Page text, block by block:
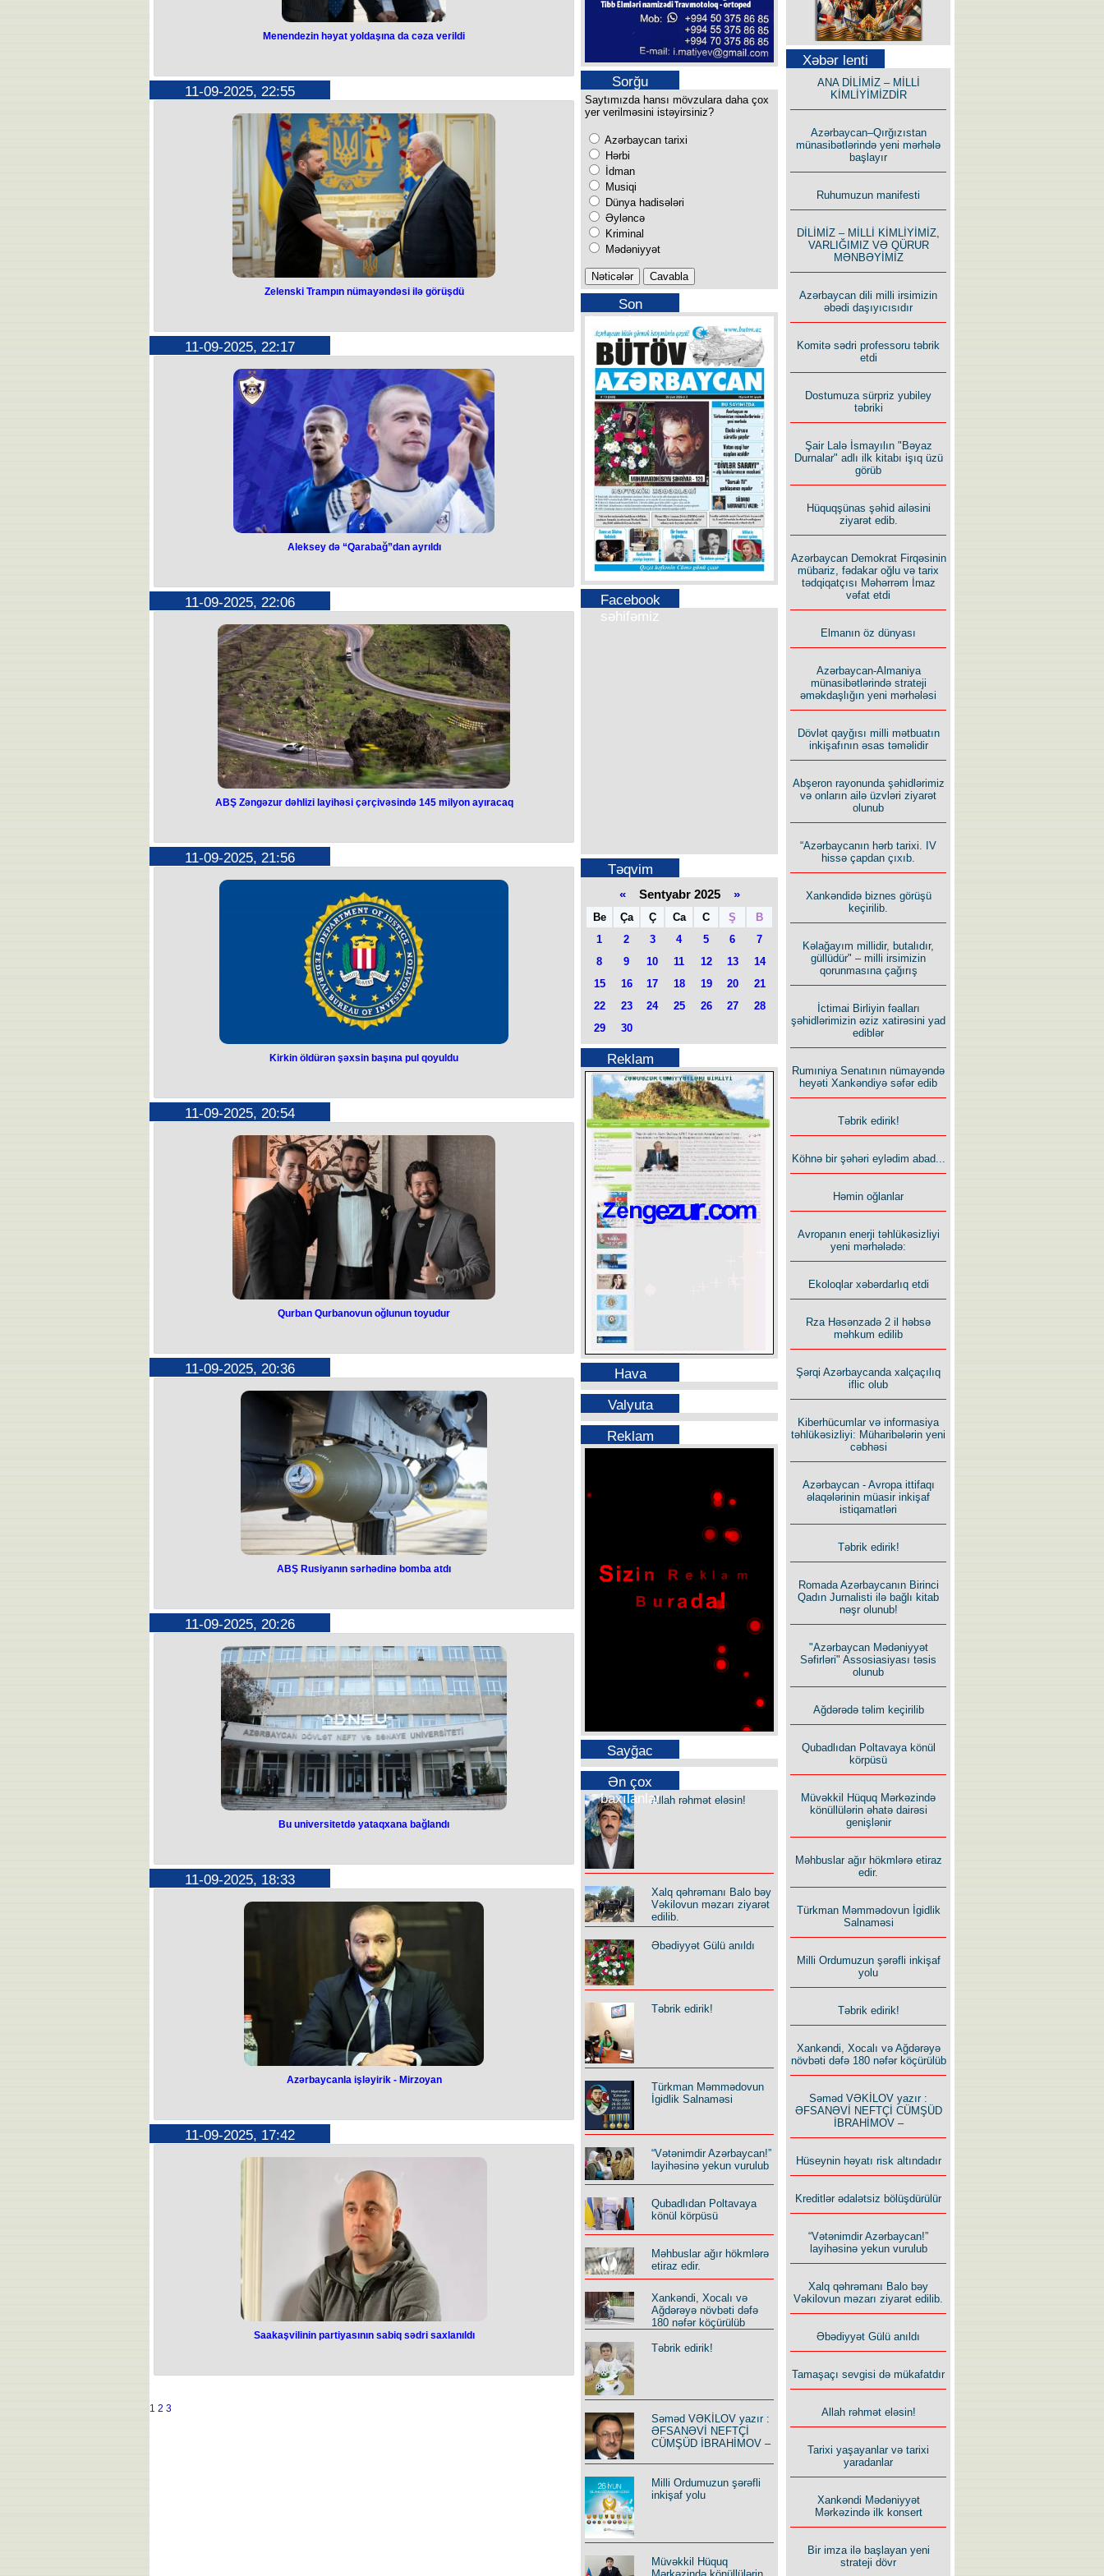
cəza verildi
keçmiş sədri, ermənipərəst mövqeyi ilə tanınan Bob Menendezin həyat
yoldaşı Nadin Menendezi 4,5 il müddətinə azadlıqdan məhrum edib.
O, ərinin səlahiyyətlərindən istifadə etməsi üçün rüşvət kimi təqdim edilən
pul və qızıl qəbul etməkdə təqsirli bilinib.
Apreldə Manhettendə federal münsiflər məhkəməsi Nadin Menendezi 15
maddə üzrə təqsirli hesab edib. Prokurorlar onun Misir rəsmiləri ilə
görüşləri təşkil etdiyini, mesajlar çatdırdığını və rüşvət sxeminin əsas
fiqurlarından biri olduğunu bildiriblər. İttihama görə, Nadin yüz minlərlə
dollar nağd pul, qızıl külçələr və saxta “iş yerləri” qəbul edib.
Hakim hökmündə qeyd edib ki, Nadin “təqsirsiz müşahidəçi olmayıb” və
prosesdə aktiv iştirak edib. Bununla belə, məhkəmə onun 922 min dollar
dəyərində əmlakını müsadirə etsə də, sağlamlıq səbəblərinə görə
cəzanın icrasını gələn ilin iyuluna qədər təxirə salıb.
Menendezin həyat yoldaşına da cəza verildi
11-09-2025, 22:55
görüşdü
Prezidentinin xüsusi nümayəndəsi Keyt Kelloq ilə konstruktiv danışıqlar
aparıb.
Bu barədə Zelenski özünün teleqram kanalında bildirib.
Qeyd olunub ki, tərəflər əməkdaşlığın müxtəlif sahələrini, real sülhə nail
olmaq və Ukraynanın təhlükəsizliyinə təminatları müzakirə ediblər.
Zelenski Trampın nümayəndəsi ilə görüşdü
11-09-2025, 22:17
“Qarabağ” futbolçusu Aleksey İsayevlə yollarını ayırıb.
Bu barədə klubun mətbuat xidməti məlumat yayıb.
razılığa gəlib.
Qeyd edək ki, 2024-cü ilin yanvarından “Qarabağ”da çıxış edən Aleksey
komanda ilə iki dəfə Azərbaycan çempionu, bir dəfə ölkə kubokunun
qalibi olub.
Aleksey də “Qarabağ”dan ayrıldı
11-09-2025, 22:06
çərçivəsində 145 milyon ayıracaq
Bu barədə ABŞ Dövlət Departamentinin Avropa və Avrasiya məsələləri
üzrə Bürosunun direktoru Brenden Xanrahan məlumat verib.
Vəsait “Tramp Marşrutu” (Zəngəzur dəhlizi) layihəsi çərçivəsində ilk
investisiyadır.
Bildirilir ki, Xanrahan Ermənistanın baş nazirinin müavini Mher
Qriqoryanla görüşündə regiondakı vəziyyəti, kommunikasiyaların açılması
imkanlarını və layihənin əhəmiyyətini müzakirə edib.
ABŞ rəsmisi qeyd edib ki, ayrılan vəsait ticarətə investisiya, infrastrukturun
inkişafı, strateji əhəmiyyətli mineralların təchizat zəncirlərinin
gücləndirilməsi və sərhəd təhlükəsizliyinin təmininə yönəldiləcək.
Xatırladaq ki, “Tramp Marşrutu” ABŞ prezidenti Donald Trampın
təşəbbüsü ilə 8 avqustda imzalanmış sazişlərin icrasını dəstəkləyən
proqramlardan biridir və Cənubi Qafqazda iqtisadi əməkdaşlıq, nəqliyyat
və enerji layihələrinin genişləndirilməsini hədəfləyir.
ABŞ Zəngəzur dəhlizi layihəsi çərçivəsində 145 milyon ayıracaq
11-09-2025, 21:56
qoyuldu
məlumat üçün 100 min dollar təklif edir.
Bu haqda FTB-nin “X” hesabında bildirilir.
"FTB Çarli Kirkin qətlinə görə məsuliyyət daşıyan şəxslərin müəyyən
edilməsinə və həbsinə səbəb olacaq məlumat üçün 100 min dollara
qədər mükafat təklif edir", - məlumatda deyilir.
Kirkin öldürən şəxsin başına pul qoyuldu
11-09-2025, 20:54
toyudur
toyudur.
Paytaxt restoranlarının birində keçirilən məclisdə tanınmış şəxslər iştirak
edir.
Qeyd edək ki, “Qarabağ”ın futbolçusu Musa Qurbanlı “Qoçət” restoranlar
şəbəkəsinin sahibi Sənan Təhməzovun qızı Əsmərlə ailə həyatı qurur.
Qurban Qurbanovun oğlunun toyudur
11-09-2025, 20:36
atdı
Rusiyanın Arktikadakı sərhədindən cəmi bir neçə yüz kilometr məsafədə
yüksək dəqiqlikli bomba sınaqları həyata keçirib.
Təyyarə Norveç dənizi üzərində, Annoy adası yaxınlığında iki növ idarə
olunan bomba (500 funtluq GBU-38 və 2000 funtluq GBU-31) buraxıb.
Sınaqlarda ABŞ Hərbi Hava Qüvvələrinin yeni QUICKSINK sistemi
istifadə olunub. Bu sistem dənizdəki hədəfləri torpedo effekti ilə, lakin
daha sürətli və daha geniş ərazidə məhv etməyə imkan verir.
Sınaqlara Norveçin dörd F-35 qırıcı təyyarəsi və P-8 patrul təyyarəsi də
cəlb olunub. Hətta sınaq zamanı çəkilmiş və sosial şəbəkələrdə
yayımlanmış görüntüdə bombanın hədəfi vurma anı əks olunub.
Təlimlər ABŞ və NATO-nun Barens dənizində apardığı hərbi-dəniz
əməliyyatları ilə paralel keçirilib. "Newsweek" yazır ki, Rusiya hərbçiləri
həmin əməliyyatları yaxından izləyib.
ABŞ Rusiyanın sərhədinə bomba atdı
11-09-2025, 20:26
bağlandı
olaraq bağlanıb.
Qeyd edilib ki, bu qərar binada aparılan texniki baxış zamanı aşkarlanan
infrastruktur problemlərinin aradan qaldırılması məqsədilə qəbul edilib.
"Məqsəd tələbələrin təhlükəsizliyini və onların gələcəkdə müasir
standartlara uyğun şəraitdə qalmasını təmin etməkdir. Təmir müddətində
tələbələrin yaşayışla bağlı problemlərinə dəstək məqsədli komissiya
yaradılıb", - deyə qeyd edilib.
Bu universitetdə yataqxana bağlandı
11-09-2025, 18:33
Sülh quruculuğu diqqət, ehtiyatlılıq və ardıcıllıq tələb edən uzun prosesdir.
Bu sözləri Ermənistanın xarici işlər naziri Ararat Mirzoyan parlamentdə
müqaviləsinin paraflanması məsələsini müzakirə edərkən söyləyib.
Nazir Ermənistan-Azərbaycan əlaqələrindən danışaraq deyib: “Bu gün
biz blokadanın aradan qaldırılması və sərhədlərin delimitasiyası ilə bağlı
Azərbaycanla işləyirik. Amerikalı tərəfdaşlarla, xüsusən də birgə dəmir
yolu və digər infrastruktur layihələri ilə bağlı müzakirələri davam etdiririk”.
Azərbaycanla işləyirik - Mirzoyan
11-09-2025, 17:42
sədri saxlanıldı
Saakaşvilinin partiyasının sabiq sədri saxlanıldı
1 2 3
Sorğu
Saytımızda hansı mövzulara daha çox
yer verilməsini istəyirsiniz?
Azərbaycan tarixi
Hərbi
İdman
Musiqi
Dünya hadisələri
Əyləncə
Kriminal
Mədəniyyət
Son
buraxılışımız
Facebook
səhifəmiz
Təqvim
«Sentyabr 2025 »
Be Ça Ç Ca C Ş
B
1
2 3 4 5 6
7
8
9 10 11 12 13
14
15
16 17 18 19 20
21
22
23 24 25 26 27
28
29
30
Reklam
Hava
Valyuta
Reklam
Sayğac
Ən çox
baxılanlarAllah rəhmət eləsin!
Xalq qəhrəmanı Balo bəy
Vəkilovun məzarı ziyarət
edilib.
Əbədiyyət Gülü anıldı
Təbrik edirik!
Türkman Məmmədovun
İgidlik Salnaməsi
“Vətənimdir Azərbaycan!”
layihəsinə yekun vurulub
Qubadlıdan Poltavaya
könül körpüsü
Məhbuslar ağır hökmlərə
etiraz edir.
Xankəndi, Xocalı və
Ağdərəyə növbəti dəfə
180 nəfər köçürülüb
Təbrik edirik!
Səməd VƏKİLOV yazır :
ƏFSANƏVİ NEFTÇİ
CÜMŞÜD İBRAHİMOV –
Milli Ordumuzun şərəfli
inkişaf yolu
Müvəkkil Hüquq
Səfər Alışarlı yazır
Uzun yolun Yolçusu
edən beş şərt
Xəbər lenti
ANA DİLİMİZ – MİLLİ
KİMLİYİMİZDİR
Azərbaycan–Qırğızıstan
münasibətlərində yeni mərhələ
başlayır
Ruhumuzun manifesti
DİLİMİZ – MİLLİ KİMLİYİMİZ,
VARLIĞIMIZ VƏ QÜRUR
MƏNBƏYİMİZ
Azərbaycan dili milli irsimizin
əbədi daşıyıcısıdır
Komitə sədri professoru təbrik
etdi
Dostumuza sürpriz yubiley
təbriki
Şair Lalə İsmayılın "Bəyaz
Durnalar" adlı ilk kitabı işıq üzü
görüb
Hüquqşünas şəhid ailəsini
ziyarət edib.
Azərbaycan Demokrat Firqəsinin
mübariz, fədakar oğlu və tarix
tədqiqatçısı Məhərrəm İmaz
vəfat etdi
Elmanın öz dünyası
Azərbaycan-Almaniya
münasibətlərində strateji
əməkdaşlığın yeni mərhələsi
Dövlət qayğısı milli mətbuatın
inkişafının əsas təməlidir
Abşeron rayonunda şəhidlərimiz
və onların ailə üzvləri ziyarət
olunub
“Azərbaycanın hərb tarixi. IV
hissə çapdan çıxıb.
Xankəndidə biznes görüşü
keçirilib.
Kəlağayım millidir, butalıdır,
güllüdür" – milli irsimizin
qorunmasına çağırış
İctimai Birliyin fəalları
şəhidlərimizin əziz xatirəsini yad
ediblər
Rumıniya Senatının nümayəndə
heyəti Xankəndiyə səfər edib
Təbrik edirik!
Köhnə bir şəhəri eylədim abad...
Həmin oğlanlar
Avropanın enerji təhlükəsizliyi
yeni mərhələdə:
Ekoloqlar xəbərdarlıq etdi
Rza Həsənzadə 2 il həbsə
məhkum edilib
Şərqi Azərbaycanda xalçaçılıq
iflic olub
Kiberhücumlar və informasiya
təhlükəsizliyi: Müharibələrin yeni
cəbhəsi
Azərbaycan - Avropa ittifaqı
əlaqələrinin müasir inkişaf
istiqamatləri
Təbrik edirik!
Romada Azərbaycanın Birinci
Qadın Jurnalisti ilə bağlı kitab
nəşr olunub!
"Azərbaycan Mədəniyyət
Səfirləri" Assosiasiyası təsis
olunub
Ağdərədə təlim keçirilib
Qubadlıdan Poltavaya könül
körpüsü
Müvəkkil Hüquq Mərkəzində
könüllülərin əhatə dairəsi
genişlənir
Məhbuslar ağır hökmlərə etiraz
edir.
Türkman Məmmədovun İgidlik
Salnaməsi
Milli Ordumuzun şərəfli inkişaf
yolu
Təbrik edirik!
Xankəndi, Xocalı və Ağdərəyə
növbəti dəfə 180 nəfər köçürülüb
Səməd VƏKİLOV yazır :
ƏFSANƏVİ NEFTÇİ CÜMŞÜD
İBRAHİMOV –
Hüseynin həyatı risk altındadır
Kreditlər ədalətsiz bölüşdürülür
“Vətənimdir Azərbaycan!”
layihəsinə yekun vurulub
Xalq qəhrəmanı Balo bəy
Vəkilovun məzarı ziyarət edilib.
Əbədiyyət Gülü anıldı
Tamaşaçı sevgisi də mükafatdır
Allah rəhmət eləsin!
Tarixi yaşayanlar və tarixi
yaradanlar
Xankəndi Mədəniyyət
Mərkəzində ilk konsert
Bir imza ilə başlayan yeni
strateji dövr